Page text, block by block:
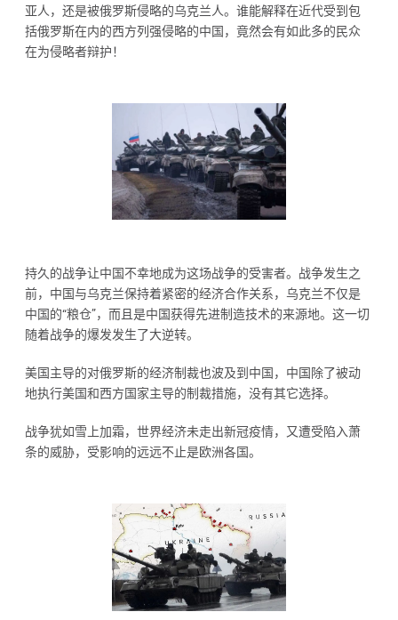
亚人，还是被俄罗斯侵略的乌克兰人。谁能解释在近代受到包
括俄罗斯在内的西方列强侵略的中国，竟然会有如此多的民众
在为侵略者辩护！
持久的战争让中国不幸地成为这场战争的受害者。战争发生之
前，中国与乌克兰保持着紧密的经济合作关系，乌克兰不仅是
中国的“粮仓”，而且是中国获得先进制造技术的来源地。这一切
随着战争的爆发发生了大逆转。
美国主导的对俄罗斯的经济制裁也波及到中国，中国除了被动
地执行美国和西方国家主导的制裁措施，没有其它选择。
战争犹如雪上加霜，世界经济未走出新冠疫情，又遭受陷入萧
条的威胁，受影响的远远不止是欧洲各国。